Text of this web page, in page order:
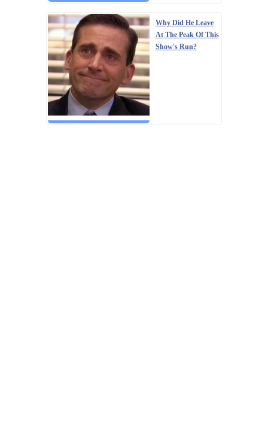
Why Did He Leave
At The Peak Of This
Show's Run?